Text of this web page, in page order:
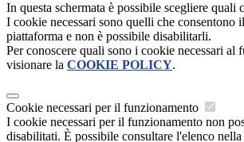
In questa schermata è possibile scegliere quali
I cookie necessari sono quelli che consentono
piattaforma e non è possibile disabilitarli.
Per conoscere quali sono i cookie necessari al
visionare la COOKIE POLICY.
Cookie necessari per il funzionamento
I cookie necessari per il funzionamento non
disabilitati. È possibile consultare l'elenco